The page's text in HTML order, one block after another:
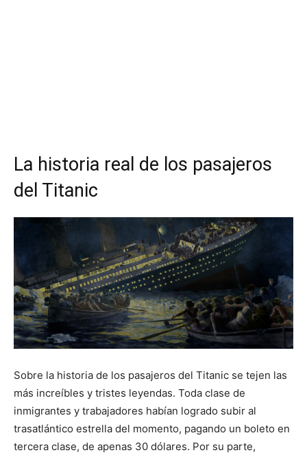
La historia real de los pasajeros
del Titanic
Sobre la historia de los pasajeros del Titanic se tejen las
más increíbles y tristes leyendas. Toda clase de
inmigrantes y trabajadores habían logrado subir al
trasatlántico estrella del momento, pagando un boleto en
tercera clase, de apenas 30 dólares. Por su parte,